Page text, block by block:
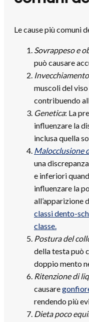
Le cause più comuni
Sovrappeso e
può causare
Invecchiamento
muscoli del
contribuendo
Genetica: La
influenzare la
inclusa quella
Malocclusione
una
e inferiori
influenzare la
all’apparizione
classi dento-
classe.
Postura del
della testa può
doppio mento
Ritenzione di
causare
rendendo più
Dieta poco